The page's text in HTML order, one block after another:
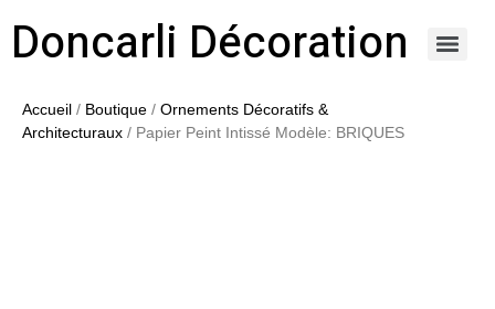
Doncarli Décoration
Accueil / Boutique / Ornements Décoratifs &
Architecturaux / Papier Peint Intissé Modèle: BRIQUES